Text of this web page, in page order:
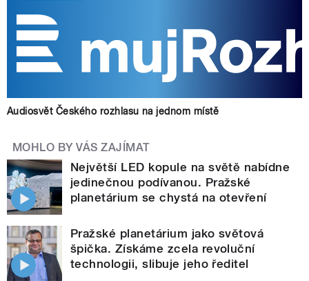
Audiosvět Českého rozhlasu na jednom místě
MOHLO BY VÁS ZAJÍMAT
Největší LED kopule na světě nabídne
jedinečnou podívanou. Pražské
planetárium se chystá na otevření
Pražské planetárium jako světová
špička. Získáme zcela revoluční
technologii, slibuje jeho ředitel